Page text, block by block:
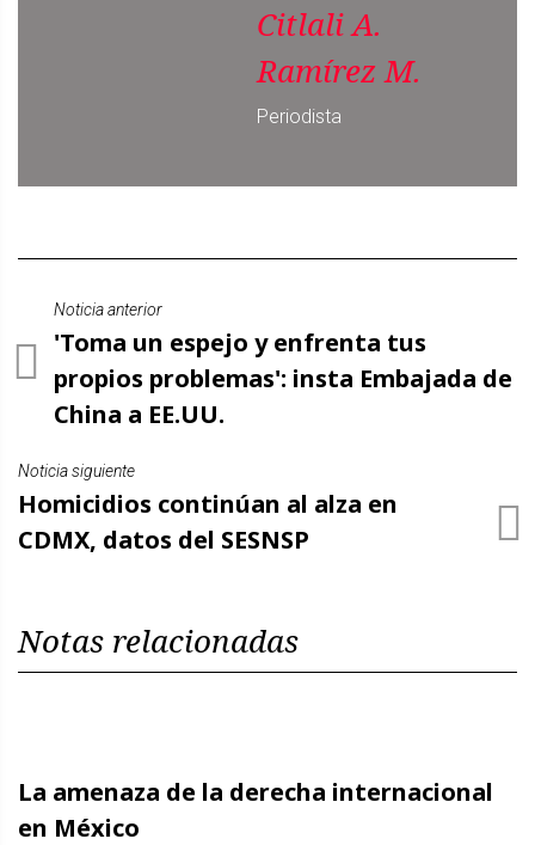
Citlali A.
Ramírez M.
Periodista
Noticia anterior
'Toma un espejo y enfrenta tus
propios problemas': insta Embajada de
China a EE.UU.
Noticia siguiente
Homicidios continúan al alza en
CDMX, datos del SESNSP
Notas relacionadas
La amenaza de la derecha internacional
en México